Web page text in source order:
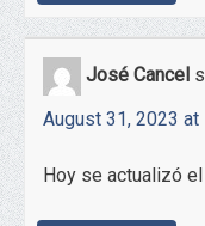
José Cancel
August 31, 2023 at
Hoy se actualizó